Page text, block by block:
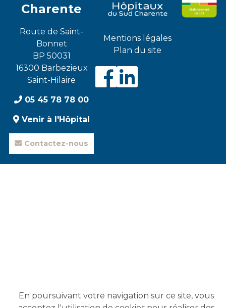
Charente
Route de Saint-
Bonnet
BP 50031
16300 Barbezieux
Saint-Hilaire
05 45 78 78 00
Venir à l'Hôpital
Contactez-nous
Mentions légales
Plan du site
Visiter
Visiter
En poursuivant votre navigation sur ce site, vous